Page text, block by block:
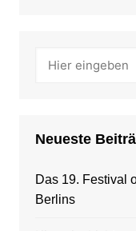
Neueste
Das 19. Festival
Berlins